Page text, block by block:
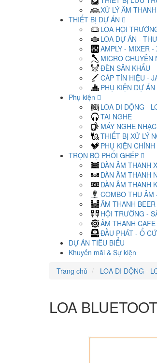
XỬ LÝ ÂM
THIẾT BỊ DỰ ÁN
LOA HỘI
LOA DỰ ÁN -
AMPLY - MIXER -
MICRO CHUYÊN
ĐÈN SÂN KHẤU
CÁP TÍN HIỆU -
PHỤ KIỆN DỰ
Phụ kiện
LOA DI ĐỘNG -
TAI NGHE
MÁY NGHE
THIẾT BỊ XỬ LÝ
PHỤ KIỆN CHÍNH
TRỌN BỘ PHỐI GHÉP
DÀN ÂM THANH
DÀN ÂM THANH
DÀN ÂM THANH
COMBO THU ÂM
ÂM THANH
HỘI TRƯỜNG -
ÂM THANH
ĐẦU PHÁT - Ổ
DỰ ÁN TIÊU BIỂU
Khuyến mãi & Sự kiện
Trang chủ
LOA DI ĐỘNG -
LOA